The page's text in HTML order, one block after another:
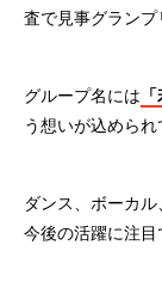
査で見事グランプ
グループ名には
う想いが込められ
ダンス、ボーカ
今後の活躍に注目